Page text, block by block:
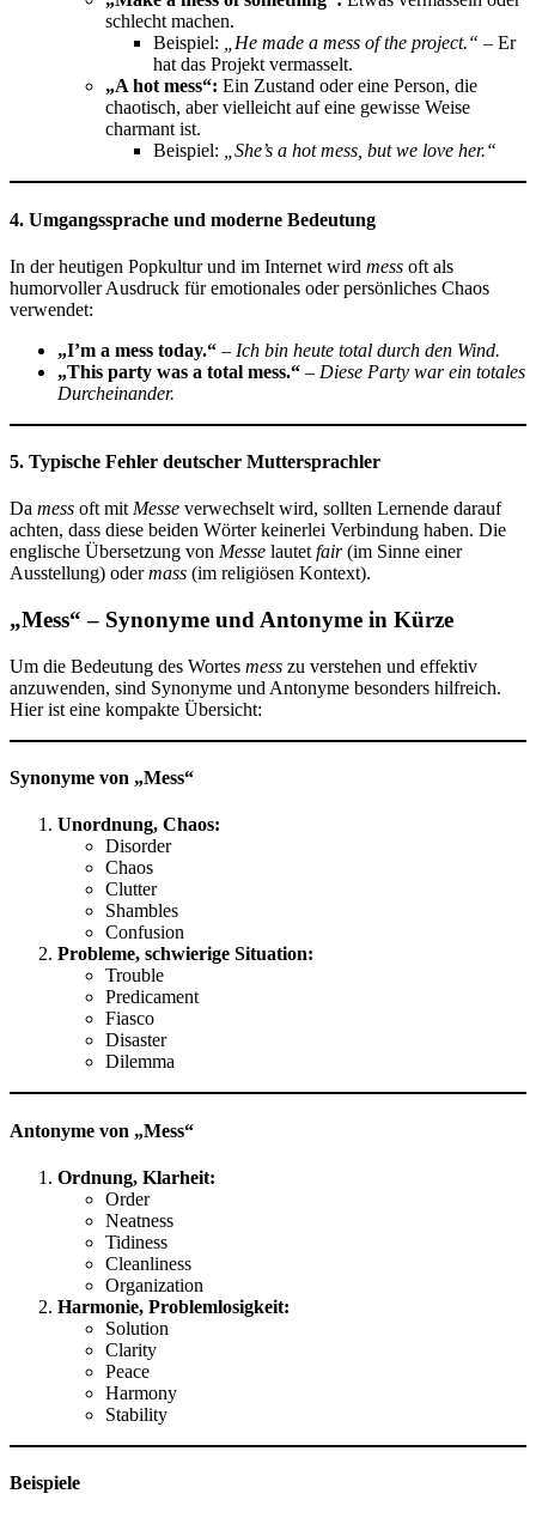
schlecht machen.
Beispiel:
„He made a mess of the project.“ – Er
hat das Projekt vermasselt.
„A hot mess“: Ein Zustand oder eine Person, die
chaotisch, aber vielleicht auf eine gewisse Weise
charmant ist.
Beispiel:
„She’s a hot mess, but we love her.“
4. Umgangssprache und moderne Bedeutung
In der heutigen Popkultur und im Internet wird mess oft als
humorvoller Ausdruck für emotionales oder persönliches Chaos
verwendet:
„I’m a mess today.“ – Ich bin heute total durch den Wind.
„This party was a total mess.“ – Diese Party war ein totales
Durcheinander.
5. Typische Fehler deutscher Muttersprachler
Da mess oft mitMesse verwechselt wird, sollten Lernende darauf
achten, dass diese beiden Wörter keinerlei Verbindung haben. Die
englische Übersetzung von Messe lautetfair(im Sinne einer
Ausstellung) odermass (im religiösen Kontext).
„Mess“ – Synonyme und Antonyme in Kürze
Um die Bedeutung des Wortes mess zu verstehen und effektiv
anzuwenden, sind Synonyme und Antonyme besonders hilfreich.
Hier ist eine kompakte Übersicht:
Synonyme von „Mess“
Unordnung, Chaos:
Disorder
Chaos
Clutter
Shambles
Confusion
Probleme, schwierige Situation:
Trouble
Predicament
Fiasco
Disaster
Dilemma
Antonyme von „Mess“
Ordnung, Klarheit:
Order
Neatness
Tidiness
Cleanliness
Organization
Harmonie, Problemlosigkeit:
Solution
Clarity
Peace
Harmony
Stability
Beispiele